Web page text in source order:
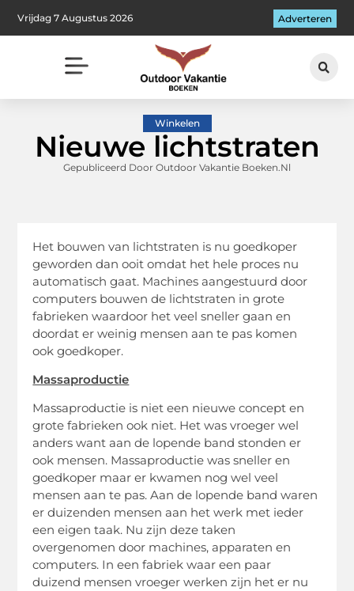
Vrijdag 7 Augustus 2026 Adverteren
Winkelen
Nieuwe lichtstraten
Gepubliceerd Door Outdoor Vakantie Boeken.nl
Het bouwen van lichtstraten is nu goedkoper
geworden dan ooit omdat het hele proces nu
automatisch gaat. Machines aangestuurd door
computers bouwen de lichtstraten in grote
fabrieken waardoor het veel sneller gaan en
doordat er weinig mensen aan te pas komen
ook goedkoper.
Massaproductie
Massaproductie is niet een nieuwe concept en
grote fabrieken ook niet. Het was vroeger wel
anders want aan de lopende band stonden er
ook mensen. Massaproductie was sneller en
goedkoper maar er kwamen nog wel veel
mensen aan te pas. Aan de lopende band waren
er duizenden mensen aan het werk met ieder
een eigen taak. Nu zijn deze taken
overgenomen door machines, apparaten en
computers. In een fabriek waar een paar
duizend mensen vroeger werken zijn het er nu